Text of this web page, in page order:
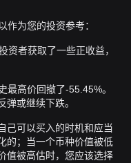
作为您的投资参考：
资者获取了一些正收益，
最高价回撤了-55.45%。
或继续下跌。
己可以买入的时机和应当
的；当一个币种价值被低
值被高估时，您应该选择